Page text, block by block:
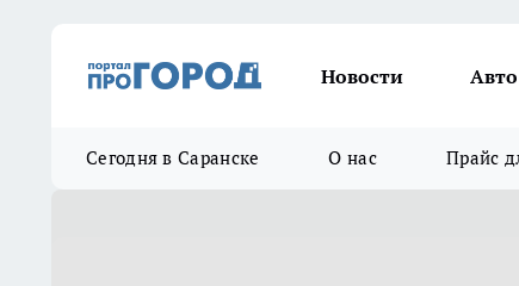
Новости Авто
Сегодня в Саранске О нас Прайс